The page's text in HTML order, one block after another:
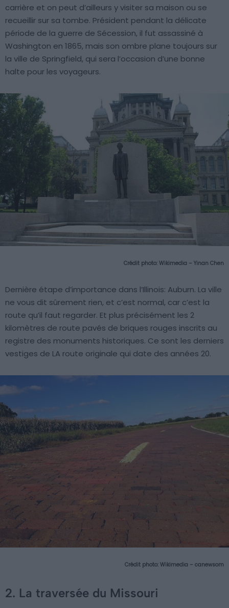
carrière et on peut d’ailleurs y visiter sa maison ou se
recueillir sur sa tombe. Président pendant la délicate
période de la guerre de Sécession, il fut assassiné à
Washington en 1865, mais son ombre plane toujours sur
la ville de Springfield, qui sera l’occasion d’une bonne
halte pour les voyageurs.
Crédit photo: Wikimedia – Yinan Chen
Dernière étape d’importance dans l’Illinois: Auburn. La ville
ne vous dit sûrement rien, et c’est normal, car c’est la
route qu’il faut regarder. Et plus précisément les 2
kilomètres de route pavés de briques rouges inscrits au
registre des monuments historiques. Ce sont les derniers
vestiges de LA route originale qui date des années 20.
Crédit photo: Wikimedia – canewsom
2. La traversée du Missouri